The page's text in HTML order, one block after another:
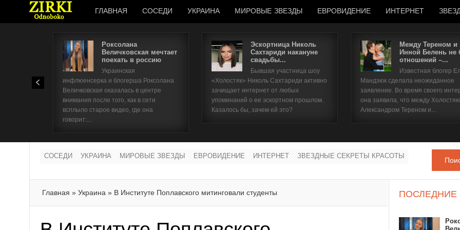
ГЛАВНАЯ СОСЕДИ УКРАИНА МИРОВЫЕ ЗВЕЗДЫ ЕВРОВИДЕНИЕ ИНТЕРНЕТ
Роксолана
Величковская мечтает
поехать в россию
Украинская
инфлюенсерка и блогерша Роксолана
Величковская оказалась в центре
внимания после того, как в сети
всплыло старое видео, где она
говорит:...
Эскортница Николь
Сахтариди накануне
свадьбы...
Бывшая участница шоу
«Холостяк» Николь Сахтариди активно
зачищает интернет от любых
упоминаний о ее эскортном прошлом.
Казалось бы, зачем ей это?
Между Тереном и
Инной Белень не
отношений –...
Известная блогер
Мандзюк сделала неожиданное
заявление. Во время своего
она заявила, что между
Александром Тереном и...
СОСЕДИ УКРАИНА МИРОВЫЕ ЗВЕЗДЫ ЕВРОВИДЕНИЕ ИНТЕРНЕТ ЗВЕЗДНЫЕ СЕКРЕТЫ КРАСОТЫ
Главная » Украина » В Институте Поплавского митинговали студенты ПОСЛЕДНИЕ
Имя пользователя
Забыли имя пользователя?